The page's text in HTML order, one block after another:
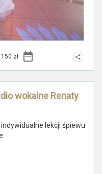
zł
wokalne Renaty
lekcji śpiewu